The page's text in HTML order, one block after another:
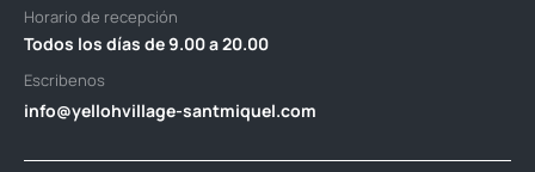
Horario de recepción
Todos los días de 9.00 a 20.00
Escribenos
info@yellohvillage-santmiquel.com